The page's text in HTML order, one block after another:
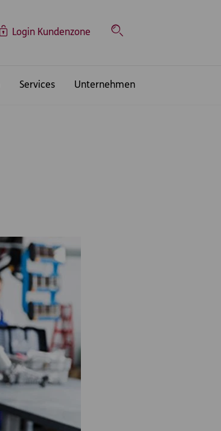
Login Kundenzone
Suche
Services Unternehmen